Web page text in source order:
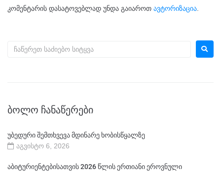
კომენტარის დასატოვებლად უნდა გაიაროთ ავტორიზაცია
ᲑᲝᲚᲝ ᲩᲐᲜᲐᲬᲔᲠᲔᲑᲘ
უბედური შემთხვევა მდინარე ხობისწყალზე
აგვისტო 6, 2026
აბიტურიენტებისათვის 2026 წლის ერთიანი ეროვნული